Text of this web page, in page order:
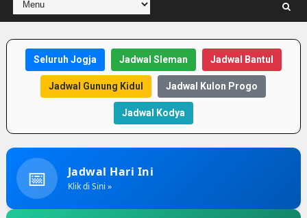
Seluruh Jogja Jadwal Sleman Jadwal Bantul
Jadwal Gunung Kidul Jadwal Kulon Progo
Jadwal Kodya
📅 Jadwal Hari Ini
Klik di Sini »